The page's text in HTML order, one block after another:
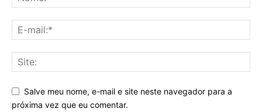
Salve meu nome, e-mail e site neste navegador para a
próxima vez que eu comentar.